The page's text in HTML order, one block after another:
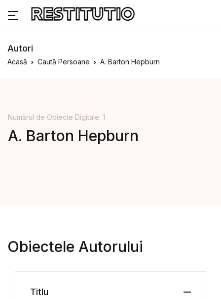
Autori
Acasă Caută Persoane A. Barton Hepburn
Numărul de Obiecte Digitale: 1
A. Barton Hepburn
Obiectele Autorului
Titlu